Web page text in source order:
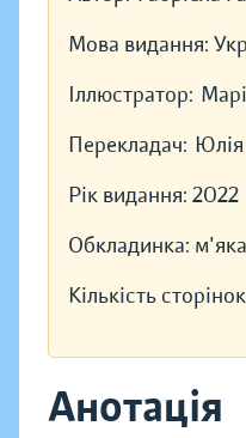
Мова видання:
Іллюстратор:
Перекладач:
Рік видання: 2022
Обкладинка: м'яка
Кількість
Анотація